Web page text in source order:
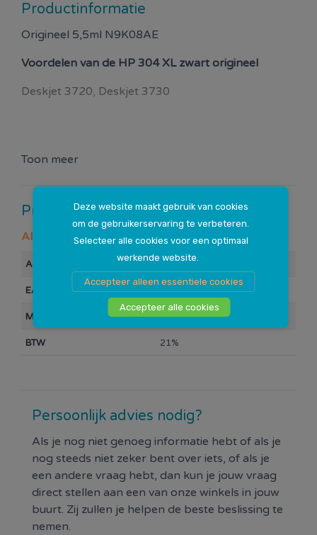
Deze website maakt gebruik van cookies
om de gebruikerservaring te verbeteren.
Selecteer alle cookies voor een optimaal
werkende website.
Accepteer alleen essentiele cookies
Accepteer alle cookies
Productinformatie
Origineel 5,5ml N9K08AE
Voordelen van de HP 304 XL zwart origineel
Deskjet 3720, Deskjet 3730
Toon meer
Productspecificaties
Algemeen
Artikelnummer 104373
EAN Barcode 889894860842
Merk HP
BTW 21%
Persoonlijk advies nodig?
Als je nog niet genoeg informatie hebt of als je
nog steeds niet zeker bent over iets, of als je
een andere vraag hebt, dan kun je jouw vraag
direct stellen aan een van onze winkels in jouw
buurt. Zij zullen je helpen de beste beslissing te
nemen.